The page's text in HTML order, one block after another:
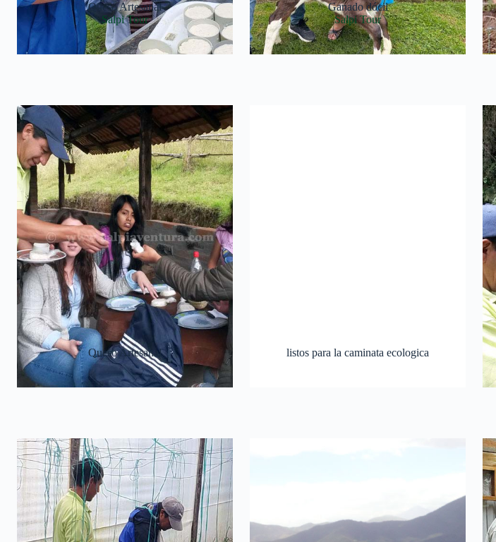
Queso Artesanal
Salpi Tour
Ganado dócil
Salpi Tour
Queso Artesanal listos para la caminata ecologica